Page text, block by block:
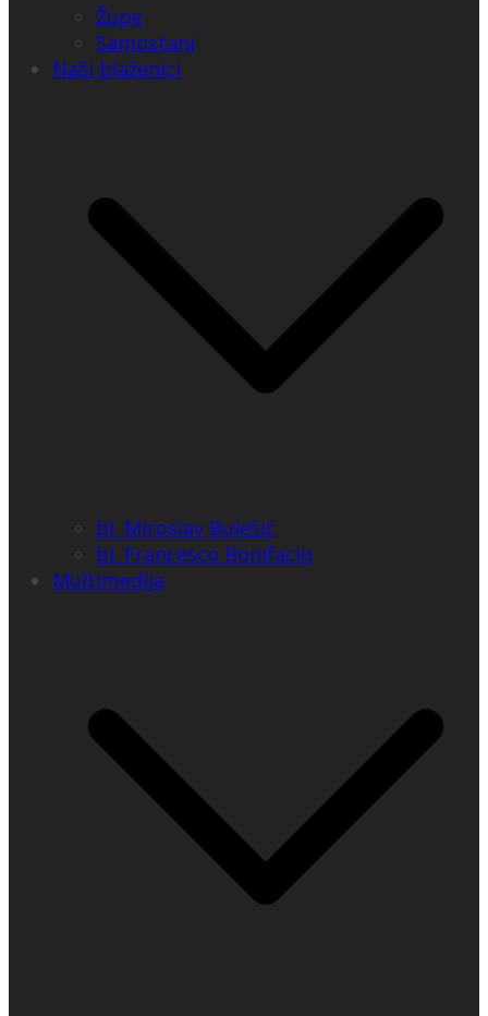
Župe
Samostani
Naši blaženici
bl. Miroslav Bulešić
bl. Francesco Bonifacio
Multimedija